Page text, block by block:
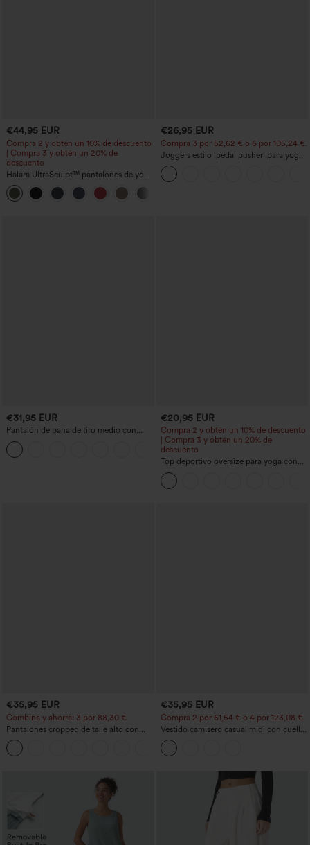
€44,95 EUR
Compra 2 y obtén un 10% de descuento
| Compra 3 y obtén un 20% de
descuento
Halara UltraSculpt™ pantalones de yoga
holgados de talle alto con control
abdominal, rayas color block y bolsillos
€26,95 EUR
Compra 3 por 52,62 € o 6 por 105,24 €.
Joggers estilo 'pedal pusher' para yoga
de talle alto, fruncidos y jaspeados, con
bolsillos
€31,95 EUR
Pantalón de pana de tiro medio con
cremallera
€20,95 EUR
Compra 2 y obtén un 10% de descuento
| Compra 3 y obtén un 20% de
descuento
Top deportivo oversize para yoga con
escote en V y mangas cortas, con
tecnología InstantCool de secado
rápido.
€35,95 EUR
Combina y ahorra: 3 por 88,30 €
Pantalones cropped de talle alto con
bolsillos con cremallera y efecto lino
€35,95 EUR
Compra 2 por 61,54 € o 4 por 123,08 €.
Vestido camisero casual midi con cuello,
mangas casquillo, cinturón, dobladillo
curvo con abertura y bolsillos